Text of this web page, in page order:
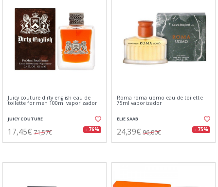
Juicy couture dirty english eau de
toilette for men 100ml vaporizador
JUICY COUTURE
17,45€ 71,57€ - 76%
Roma roma uomo eau de toilette
75ml vaporizador
ELIE SAAB
24,39€ 96,80€ - 75%